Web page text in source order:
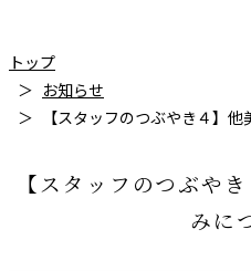
トップ
お知らせ
【スタッフのつぶやき４】
【スタッフのつぶや
みに